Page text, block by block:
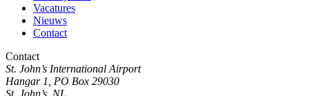
Vacatures
Nieuws
Contact
Contact
St. John’s International Airport
Hangar 1, PO Box 29030